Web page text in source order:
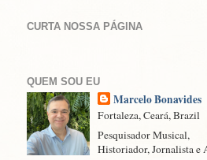
CURTA NOSSA PÁGINA
QUEM SOU EU
Marcelo Bonavides
Fortaleza, Ceará, Brazil
Pesquisador Musical,
Historiador, Jornalista e